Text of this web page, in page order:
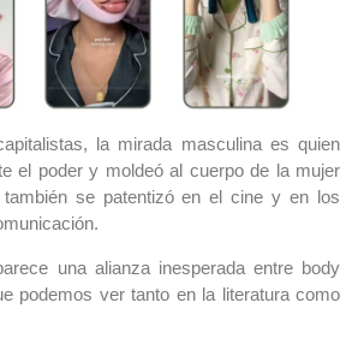
la mirada masculina es quien
el poder y moldeó al cuerpo de la mujer
se patentizó en el cine y en los
una alianza inesperada entre body
podemos ver tanto en la literatura como